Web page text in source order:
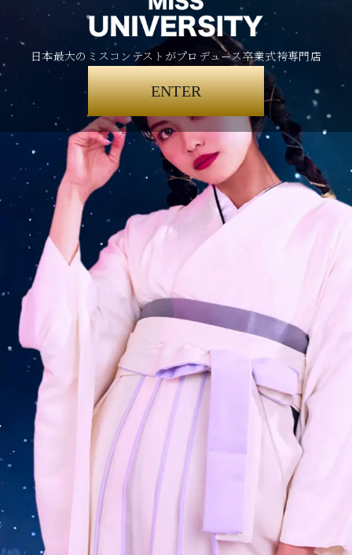
日本最大のミスコンテストがプロデュース卒業式袴専門店
ENTER